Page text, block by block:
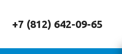
+7 (812) 642-09-65